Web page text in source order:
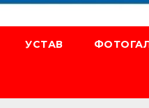
УСТАВ